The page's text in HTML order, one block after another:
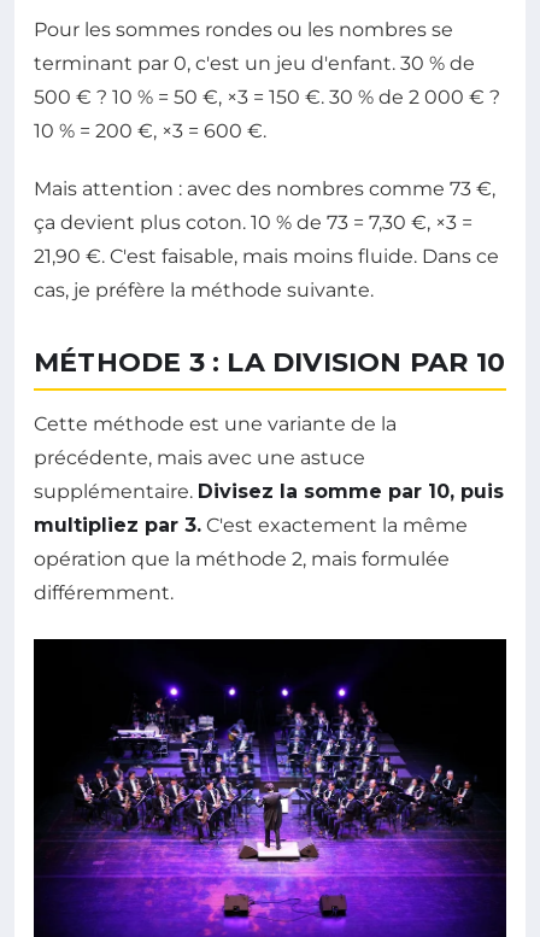
Pour les sommes rondes ou les nombres se
terminant par 0, c'est un jeu d'enfant. 30 % de
500 € ? 10 % = 50 €, ×3 = 150 €. 30 % de 2 000 € ?
10 % = 200 €, ×3 = 600 €.
Mais attention : avec des nombres comme 73 €,
ça devient plus coton. 10 % de 73 = 7,30 €, ×3 =
21,90 €. C'est faisable, mais moins fluide. Dans ce
cas, je préfère la méthode suivante.
MÉTHODE 3 : LA DIVISION PAR 10
Cette méthode est une variante de la
précédente, mais avec une astuce
supplémentaire. Divisez la somme par 10, puis
multipliez par 3. C'est exactement la même
opération que la méthode 2, mais formulée
différemment.